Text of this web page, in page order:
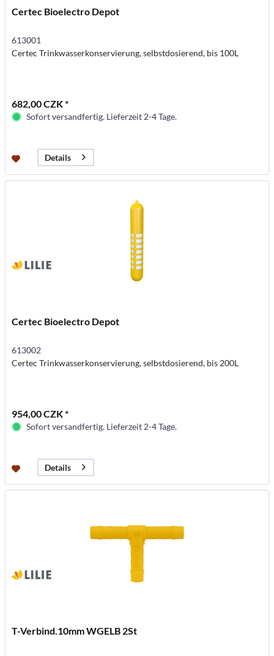
Certec Bioelectro Depot
613001
Certec Trinkwasserkonservierung, selbstdosierend, bis 100L
682,00 CZK *
Sofort versandfertig. Lieferzeit 2-4 Tage.
Details
Certec Bioelectro Depot
613002
Certec Trinkwasserkonservierung, selbstdosierend, bis 200L
954,00 CZK *
Sofort versandfertig. Lieferzeit 2-4 Tage.
Details
T-Verbind.10mm WGELB 2St